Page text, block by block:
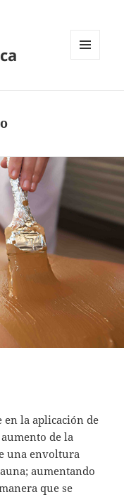
en la aplicación de
de la
una envoltura
aumentando
que se